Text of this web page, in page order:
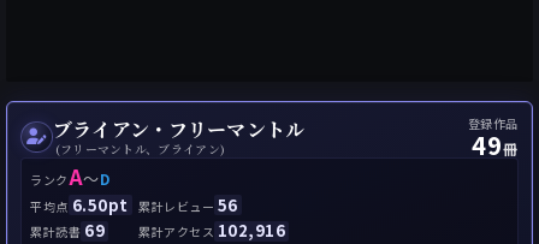
ブライアン・フリーマントル
(フリーマントル、ブライアン)
登録作品
49冊
ランクA～D
平均点 6.50pt 累計レビュー 56
累計読書 69 累計アクセス 102,916